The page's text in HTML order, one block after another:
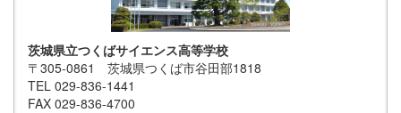
茨城県立つくばサイエンス高等学校
〒305-0861 茨城県つくば市谷田部1818
TEL 029-836-1441
FAX 029-836-4700